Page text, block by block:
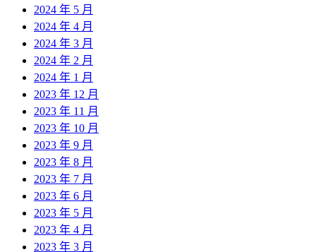
2024 年 5 月
2024 年 4 月
2024 年 3 月
2024 年 2 月
2024 年 1 月
2023 年 12 月
2023 年 11 月
2023 年 10 月
2023 年 9 月
2023 年 8 月
2023 年 7 月
2023 年 6 月
2023 年 5 月
2023 年 4 月
2023 年 3 月